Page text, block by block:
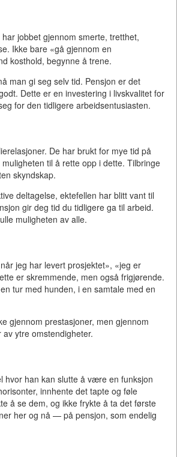
jobbet gjennom smerte, tretthet,
Ikke bare «gå gjennom en
kosthold, begynne å trene.
man gi seg selv tid. Pensjon er det
Dette er en investering i livskvalitet for
for den tidligere arbeidsentusiasten.
De har brukt for mye tid på
til å rette opp i dette. Tilbringe
skyndskap.
deltagelse, ektefellen har blitt vant til
gir deg tid du tidligere ga til arbeid.
muligheten av alle.
jeg har levert prosjektet», «jeg er
er skremmende, men også frigjørende.
tur med hunden, i en samtale med en
gjennom prestasjoner, men gjennom
ytre omstendigheter.
hvor han kan slutte å være en funksjon
innhente det tapte og føle
å se dem, og ikke frykte å ta det første
her og nå — på pensjon, som endelig